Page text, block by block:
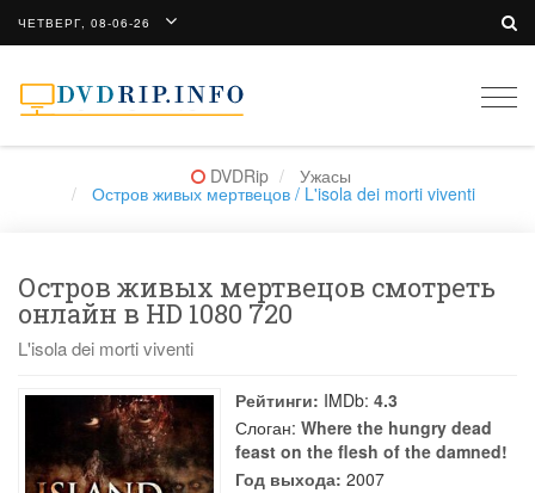
ЧЕТВЕРГ, 08-06-26
DVDRip Ужасы
Остров живых мертвецов / L'isola dei morti viventi
Остров живых мертвецов смотреть
онлайн в HD 1080 720
L'isola dei morti viventi
Рейтинги: IMDb: 4.3
Слоган: Where the hungry dead
feast on the flesh of the damned!
Год выхода: 2007